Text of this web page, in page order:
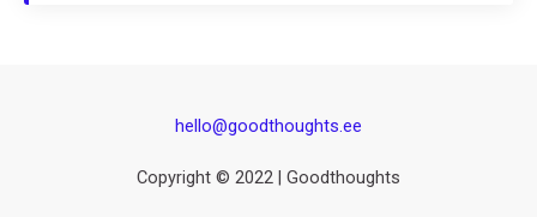
hello@goodthoughts.ee
Copyright © 2022 | Goodthoughts